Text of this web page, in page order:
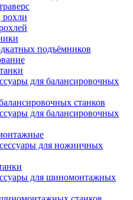
рохли
подъёмников
для балансировочных
станков
для балансировочных
для ножничных
для шиномонтажных